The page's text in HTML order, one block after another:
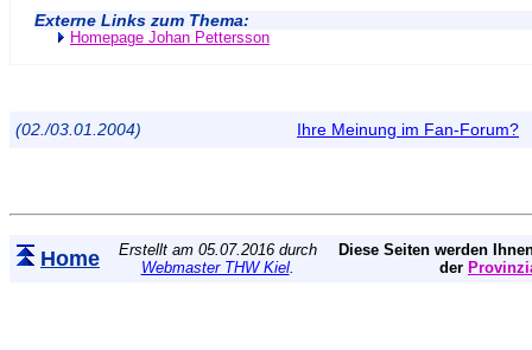
Externe Links zum Thema:
Homepage Johan Pettersson
(02./03.01.2004) Ihre Meinung im Fan-Forum?
Home
Erstellt am 05.07.2016 durch
Webmaster THW Kiel.
Diese Seiten werden
der